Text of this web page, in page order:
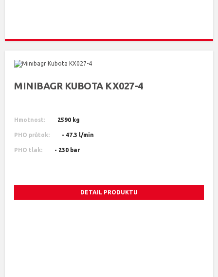
MINIBAGR KUBOTA KX027-4
Hmotnost: 2590 kg
PHO průtok: - 47.3 l/min
PHO tlak: - 230 bar
DETAIL PRODUKTU